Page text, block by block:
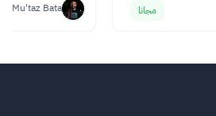
مجانا Mu'taz Bata